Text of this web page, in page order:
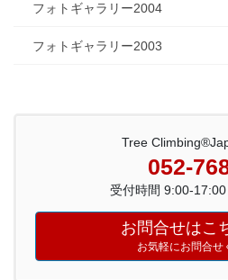
フォトギャラリー2004
フォトギャラリー2003
Tree
052-
受付時間 9:00-
お問合せはこ
お気軽にお問合せ